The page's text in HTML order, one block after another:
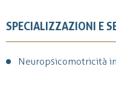
SPECIALIZZAZIONI E
Neuropsicomotricità